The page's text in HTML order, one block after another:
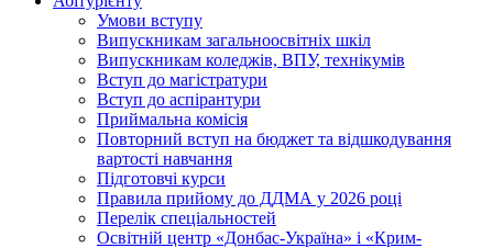
Умови вступу
Випускникам загальноосвітніх шкіл
Випускникам коледжів, ВПУ, технікумів
Вступ до магістратури
Вступ до аспірантури
Приймальна комісія
Повторний вступ на бюджет та відшкодування
вартості навчання
Підготовчі курси
Правила прийому до ДДМА у 2026 році
Перелік спеціальностей
Освітній центр «Донбас-Україна» і «Крим-